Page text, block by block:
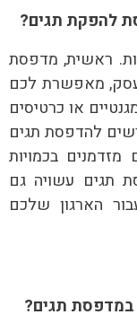
להפקת תגים?
ראשית, מדפסת
מאפשרת לכם
או כרטיסים
להדפסת תגים
בכמויות
תגים עשויה גם
הארגון שלכם
במדפסת תגים?